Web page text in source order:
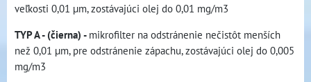
veľkosti 0,01 µm, zostávajúci olej do 0,01 mg/m3
TYP A - (čierna) - mikrofilter na odstránenie nečistôt menších
než 0,01 µm, pre odstránenie zápachu, zostávajúci olej do 0,005
mg/m3